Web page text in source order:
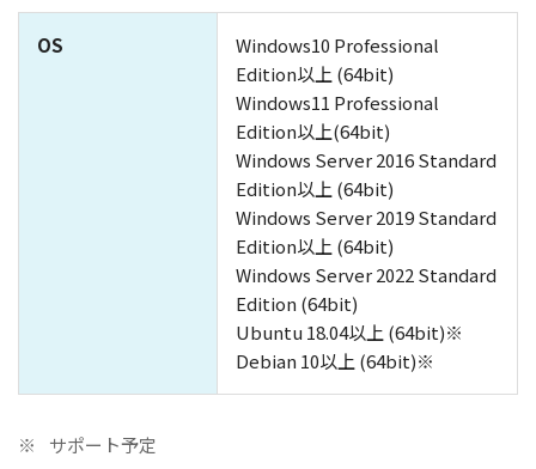
OS
Windows10 Professional
Edition以上 (64bit)
Windows11 Professional
Edition以上(64bit)
Windows Server 2016 Standard
Edition以上 (64bit)
Windows Server 2019 Standard
Edition以上 (64bit)
Windows Server 2022 Standard
Edition (64bit)
Ubuntu 18.04以上 (64bit)※
Debian 10以上 (64bit)※
※ サポート予定